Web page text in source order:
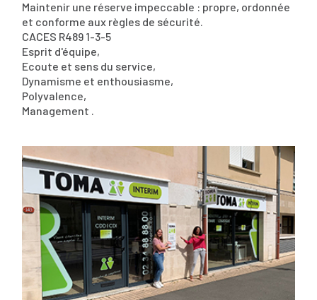
Maintenir une réserve impeccable : propre, ordonnée
et conforme aux règles de sécurité.
CACES R489 1-3-5
Esprit d'équipe,
Ecoute et sens du service,
Dynamisme et enthousiasme,
Polyvalence,
Management .